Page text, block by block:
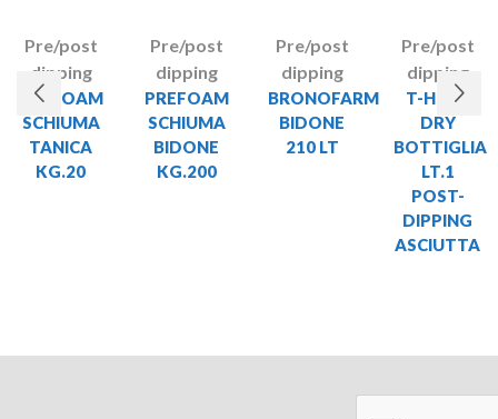
Pre/post
dipping
PREFOAM
SCHIUMA
TANICA
KG.20
Pre/post
dipping
PREFOAM
SCHIUMA
BIDONE
KG.200
Pre/post
dipping
BRONOFARM
BIDONE
210 LT
Pre/post
dipping
T-HEXX
DRY
BOTTIGLIA
LT.1
POST-
DIPPING
ASCIUTTA